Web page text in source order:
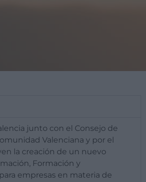
junto con el Consejo de
Valenciana y por el
la creación de un nuevo
Formación y
empresas en materia de